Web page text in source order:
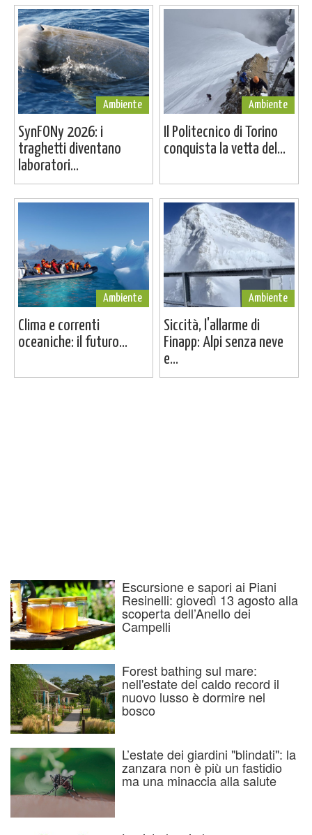
Ambiente
SynFONy 2026: i
traghetti diventano
laboratori...
Ambiente
Il Politecnico di Torino
conquista la vetta del...
Ambiente
Clima e correnti
oceaniche: il futuro...
Ambiente
Siccità, l'allarme di
Finapp: Alpi senza neve
e...
Escursione e sapori ai Piani
Resinelli: giovedì 13 agosto alla
scoperta dell’Anello dei
Campelli
Forest bathing sul mare:
nell'estate del caldo record il
nuovo lusso è dormire nel
bosco
L’estate dei giardini "blindati": la
zanzara non è più un fastidio
ma una minaccia alla salute